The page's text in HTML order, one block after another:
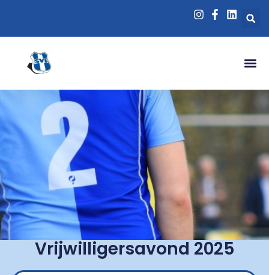
Vrijwilligersavond 2025